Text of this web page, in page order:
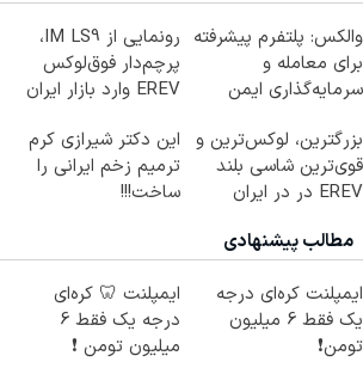
والکس: پلتفرم پیشرفته
برای معامله و
سرمایه‌گذاری ایمن
رونمایی از IM LS9،
پرچم‌دار فوق‌لوکس
EREV وارد بازار ایران
بزرگترین، لوکس‌ترین و
قوی‌ترین شاسی بلند
EREV در در ایران
این دکتر شیرازی کرم
ترمیم زخم ایرانی را
ساخت!!!
مطالب پیشنهادی
ایمپلنت کره‌ای درجه
یک فقط 6 میلیون
تومن❗
ایمپلنت 🦷 کره‌ای
درجه یک فقط 6
میلیون تومن ❗